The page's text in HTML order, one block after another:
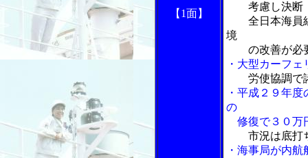
【1面】
考慮し決断
全日本海員組
境
の改善が必
・大型カーフ
労使協調で
・平成２９年
の
修復で３０万
市況は底打
・海事局が内